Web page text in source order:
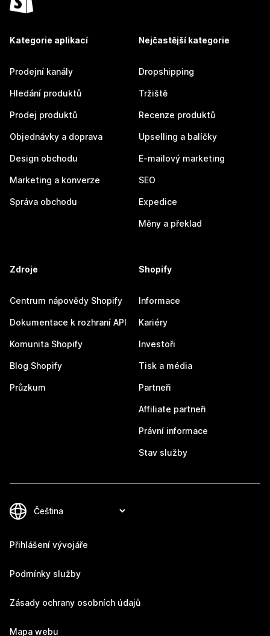
Kategorie aplikací
Prodejní kanály
Hledání produktů
Prodej produktů
Objednávky a doprava
Design obchodu
Marketing a konverze
Správa obchodu
Nejčastější kategorie
Dropshipping
Tržiště
Recenze produktů
Upselling a balíčky
E-mailový marketing
SEO
Expedice
Měny a překlad
Zdroje
Centrum nápovědy Shopify
Dokumentace k rozhraní API
Komunita Shopify
Blog Shopify
Průzkum
Shopify
Informace
Kariéry
Investoři
Tisk a média
Partneři
Affiliate partneři
Právní informace
Stav služby
Přihlášení vývojáře
Podmínky služby
Zásady ochrany osobních údajů
Mapa webu